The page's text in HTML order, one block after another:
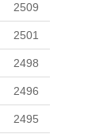
2509
2501
2498
2496
2495